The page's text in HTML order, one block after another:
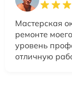
Мастерская
ремонте
уровень
отличную